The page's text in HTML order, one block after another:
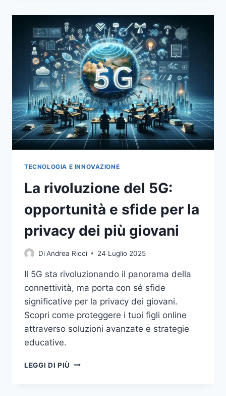
LE
NUOVE
RETI
STANNO
RIVOLUZIONANDO
LA
CONNETTIVITÀ
TECNOLOGIA E INNOVAZIONE
La rivoluzione del 5G:
opportunità e sfide per la
privacy dei più giovani
DiAndrea Ricci 24 Luglio 2025
Il 5G sta rivoluzionando il panorama della
connettività, ma porta con sé sfide
significative per la privacy dei giovani.
Scopri come proteggere i tuoi figli online
attraverso soluzioni avanzate e strategie
educative.
LEGGI DI PIÙ LA